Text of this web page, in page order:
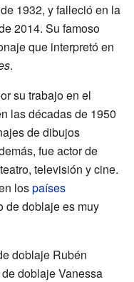
1932, y falleció en la
2014. Su famoso
que interpretó en
.
su trabajo en el
las décadas de 1950
de dibujos
fue actor de
televisión y cine.
lospaíses
de doblaje es muy
doblaje Rubén
doblaje Vanessa